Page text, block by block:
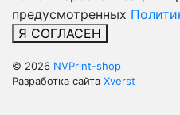
предусмотренных
Я СОГЛАСЕН
© 2026 NVPrint-shop
Разработка сайта Xverst